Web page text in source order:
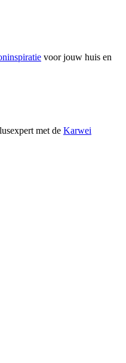
voor jouw huis en
met de Karwei